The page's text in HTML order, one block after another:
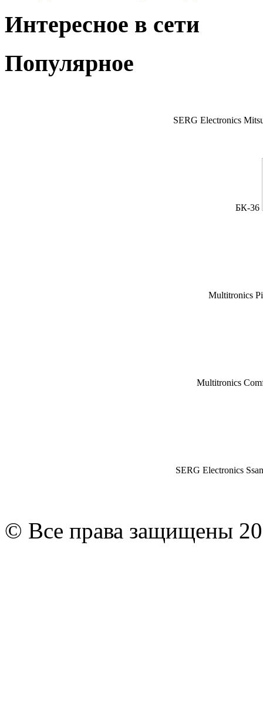
Интересное в сети
Популярное
SERG Electronics
БК-36
Multitronics
Multitronics
SERG Electronics
© Все права защищены